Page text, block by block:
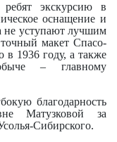
экскурсию в
оснащение и
не уступают лучшим
макет Спасо-
в 1936 году, а также
– главному
благодарность
Матузковой за
Сибирского.